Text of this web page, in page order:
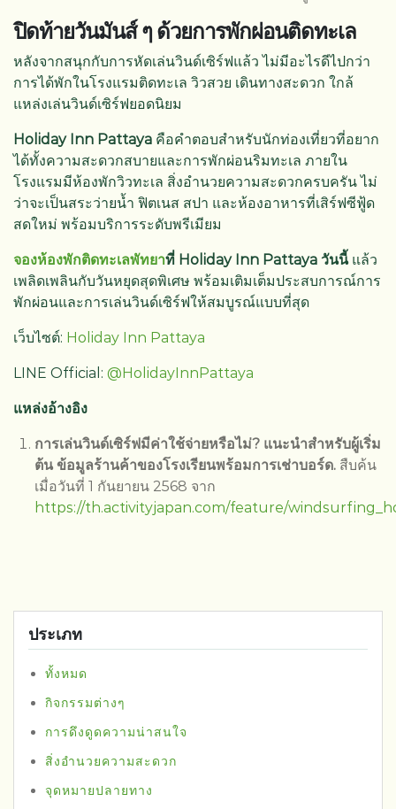
ปิดท้ายวันมันส์ ๆ ด้วยการพักผ่อนติดทะเล
หลังจากสนุกกับการหัดเล่นวินด์เซิร์ฟแล้ว ไม่มีอะไรดีไปกว่า
การได้พักในโรงแรมติดทะเล วิวสวย เดินทางสะดวก ใกล้
แหล่งเล่นวินด์เซิร์ฟยอดนิยม
Holiday Inn Pattaya คือคำตอบสำหรับนักท่องเที่ยวที่อยาก
ได้ทั้งความสะดวกสบายและการพักผ่อนริมทะเล ภายใน
โรงแรมมีห้องพักวิวทะเล สิ่งอำนวยความสะดวกครบครัน ไม่
ว่าจะเป็นสระว่ายน้ำ ฟิตเนส สปา และห้องอาหารที่เสิร์ฟซีฟู้ด
สดใหม่ พร้อมบริการระดับพรีเมียม
จองห้องพักติดทะเลพัทยาที่ Holiday Inn Pattaya วันนี้แล้ว
เพลิดเพลินกับวันหยุดสุดพิเศษ พร้อมเติมเต็มประสบการณ์การ
พักผ่อนและการเล่นวินด์เซิร์ฟให้สมบูรณ์แบบที่สุด
เว็บไซต์: Holiday Inn Pattaya
LINE Official: @HolidayInnPattaya
แหล่งอ้างอิง
การเล่นวินด์เซิร์ฟมีค่าใช้จ่ายหรือไม่? แนะนำสำหรับผู้เริ่ม
ต้น ข้อมูลร้านค้าของโรงเรียนพร้อมการเช่าบอร์ด. สืบค้น
เมื่อวันที่ 1 กันยายน 2568 จาก
https://th.activityjapan.com/feature/
ประเภท
ทั้งหมด
กิจกรรมต่างๆ
การดึงดูดความน่าสนใจ
สิ่งอำนวยความสะดวก
จุดหมายปลายทาง